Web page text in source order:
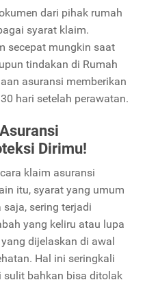
dari pihak rumah
syarat klaim.
secepat mungkin saat
tindakan di Rumah
asuransi memberikan
hari setelah perawatan.
Dirimu!
klaim asuransi
itu, syarat yang umum
sering terjadi
yang keliru atau lupa
dijelaskan di awal
Hal ini seringkali
sulit bahkan bisa ditolak